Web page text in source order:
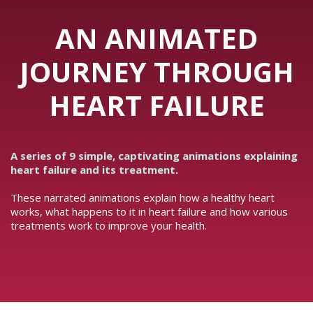
AN ANIMATED
JOURNEY THROUGH
HEART FAILURE
A series of 9 simple, captivating animations explaining
heart failure and its treatment.
These narrated animations explain how a healthy heart
works, what happens to it in heart failure and how various
treatments work to improve your health.